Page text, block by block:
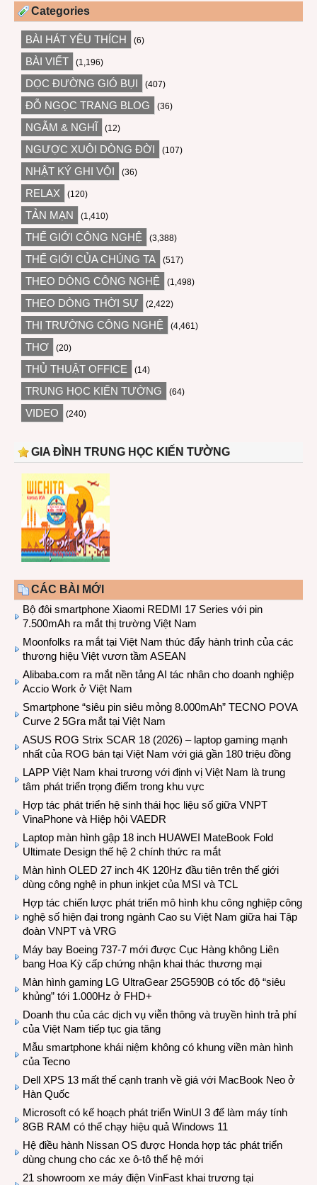
Categories
BÀI HÁT YÊU THÍCH (6)
BÀI VIẾT (1,196)
DỌC ĐƯỜNG GIÓ BỤI (407)
ĐỖ NGỌC TRANG BLOG (36)
NGẪM & NGHĨ (12)
NGƯỢC XUÔI DÒNG ĐỜI (107)
NHẬT KÝ GHI VỘI (36)
RELAX (120)
TẢN MẠN (1,410)
THẾ GIỚI CÔNG NGHỆ (3,388)
THẾ GIỚI CỦA CHÚNG TA (517)
THEO DÒNG CÔNG NGHỆ (1,498)
THEO DÒNG THỜI SỰ (2,422)
THỊ TRƯỜNG CÔNG NGHỆ (4,461)
THƠ (20)
THỦ THUẬT OFFICE (14)
TRUNG HỌC KIẾN TƯỜNG (64)
VIDEO (240)
GIA ĐÌNH TRUNG HỌC KIẾN TƯỜNG
CÁC BÀI MỚI
Bộ đôi smartphone Xiaomi REDMI 17 Series với pin
7.500mAh ra mắt thị trường Việt Nam
Moonfolks ra mắt tại Việt Nam thúc đẩy hành trình của các
thương hiệu Việt vươn tầm ASEAN
Alibaba.com ra mắt nền tảng AI tác nhân cho doanh nghiệp
Accio Work ở Việt Nam
Smartphone “siêu pin siêu mỏng 8.000mAh” TECNO POVA
Curve 2 5Gra mắt tại Việt Nam
ASUS ROG Strix SCAR 18 (2026) – laptop gaming mạnh
nhất của ROG bán tại Việt Nam với giá gần 180 triệu đồng
LAPP Việt Nam khai trương với định vị Việt Nam là trung
tâm phát triển trọng điểm trong khu vực
Hợp tác phát triển hệ sinh thái học liệu số giữa VNPT
VinaPhone và Hiệp hội VAEDR
Laptop màn hình gập 18 inch HUAWEI MateBook Fold
Ultimate Design thế hệ 2 chính thức ra mắt
Màn hình OLED 27 inch 4K 120Hz đầu tiên trên thế giới
dùng công nghệ in phun inkjet của MSI và TCL
Hợp tác chiến lược phát triển mô hình khu công nghiệp công
nghệ số hiện đại trong ngành Cao su Việt Nam giữa hai Tập
đoàn VNPT và VRG
Máy bay Boeing 737-7 mới được Cục Hàng không Liên
bang Hoa Kỳ cấp chứng nhận khai thác thương mại
Màn hình gaming LG UltraGear 25G590B có tốc độ “siêu
khủng” tới 1.000Hz ở FHD+
Doanh thu của các dịch vụ viễn thông và truyền hình trả phí
của Việt Nam tiếp tục gia tăng
Mẫu smartphone khái niệm không có khung viền màn hình
của Tecno
Dell XPS 13 mất thế cạnh tranh về giá với MacBook Neo ở
Hàn Quốc
Microsoft có kế hoạch phát triển WinUI 3 để làm máy tính
8GB RAM có thể chạy hiệu quả Windows 11
Hệ điều hành Nissan OS được Honda hợp tác phát triển
dùng chung cho các xe ô-tô thế hệ mới
21 showroom xe máy điện VinFast khai trương tại